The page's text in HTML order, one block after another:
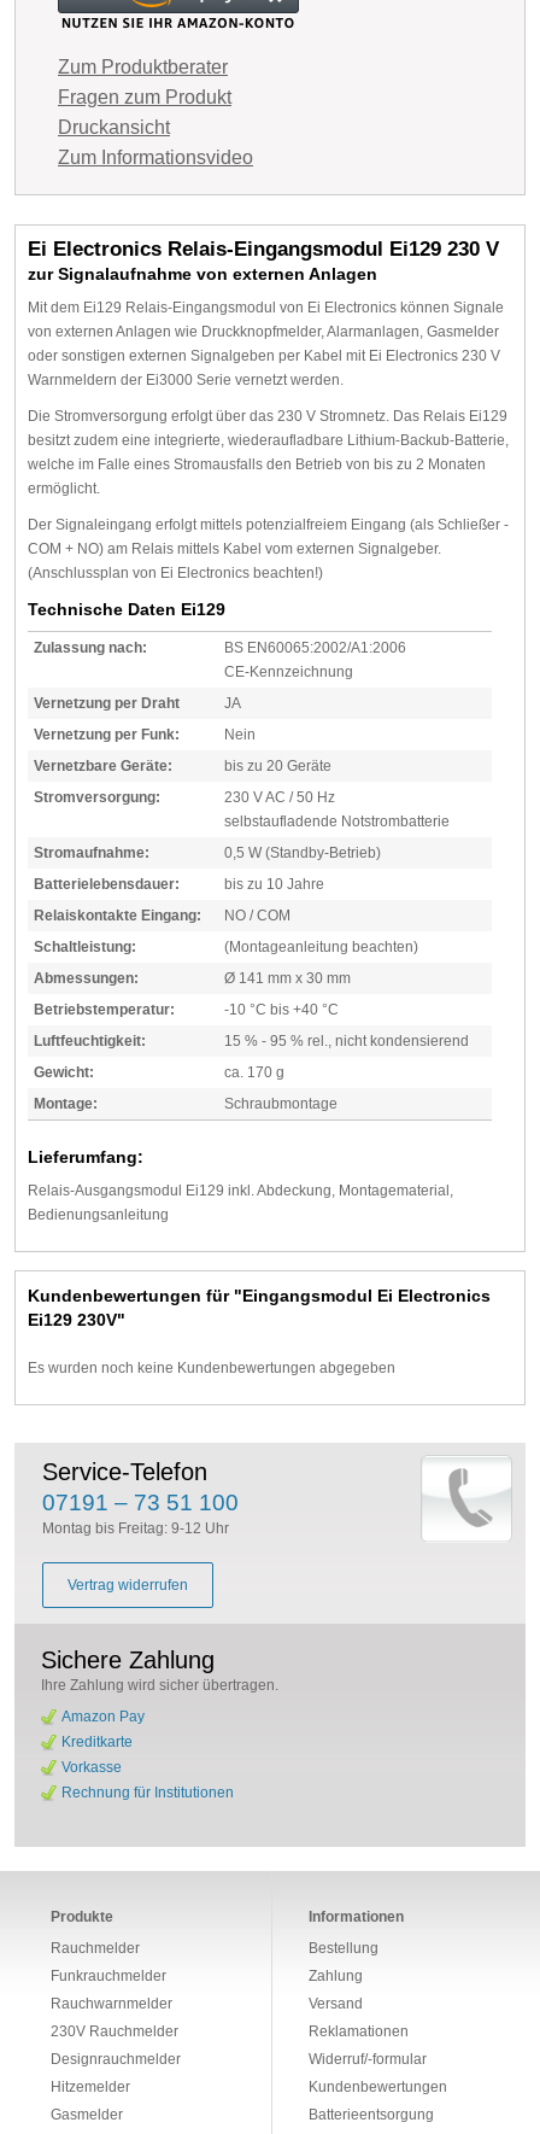
Zum Produktberater
Fragen zum Produkt
Druckansicht
Zum Informationsvideo
Ei Electronics Relais-Eingangsmodul Ei129 230 V
zur Signalaufnahme von externen Anlagen
Mit dem Ei129 Relais-Eingangsmodul von Ei Electronics können Signale
von externen Anlagen wie Druckknopfmelder, Alarmanlagen, Gasmelder
oder sonstigen externen Signalgeben per Kabel mit Ei Electronics 230 V
Warnmeldern der Ei3000 Serie vernetzt werden.
Die Stromversorgung erfolgt über das 230 V Stromnetz. Das Relais Ei129
besitzt zudem eine integrierte, wiederaufladbare Lithium-Backub-Batterie,
welche im Falle eines Stromausfalls den Betrieb von bis zu 2 Monaten
ermöglicht.
Der Signaleingang erfolgt mittels potenzialfreiem Eingang (als Schließer -
COM + NO) am Relais mittels Kabel vom externen Signalgeber.
(Anschlussplan von Ei Electronics beachten!)
Technische Daten Ei129
Zulassung nach:
BS EN60065:2002/A1:2006
CE-Kennzeichnung
Vernetzung per Draht
JA
Vernetzung per Funk:
Nein
Vernetzbare Geräte:
bis zu 20 Geräte
Stromversorgung:
230 V AC / 50 Hz
selbstaufladende Notstrombatterie
Stromaufnahme:
0,5 W (Standby-Betrieb)
Batterielebensdauer:
bis zu 10 Jahre
Relaiskontakte Eingang:
NO / COM
Schaltleistung:
(Montageanleitung beachten)
Abmessungen:
Ø 141 mm x 30 mm
Betriebstemperatur:
-10 °C bis +40 °C
Luftfeuchtigkeit:
15 % - 95 % rel., nicht kondensierend
Gewicht:
ca. 170 g
Montage:
Schraubmontage
Lieferumfang:
Relais-Ausgangsmodul Ei129 inkl. Abdeckung, Montagematerial,
Bedienungsanleitung
Kundenbewertungen für "Eingangsmodul Ei Electronics
Ei129 230V"
Es wurden noch keine Kundenbewertungen abgegeben
Service-Telefon
07191 – 73 51 100
Montag bis Freitag: 9-12 Uhr
Vertrag widerrufen
Sichere Zahlung
Ihre Zahlung wird sicher übertragen.
Amazon Pay
Kreditkarte
Vorkasse
Rechnung für Institutionen
Produkte
Rauchmelder
Funkrauchmelder
Rauchwarnmelder
230V Rauchmelder
Designrauchmelder
Hitzemelder
Gasmelder
Informationen
Bestellung
Zahlung
Versand
Reklamationen
Widerruf/-formular
Kundenbewertungen
Batterieentsorgung